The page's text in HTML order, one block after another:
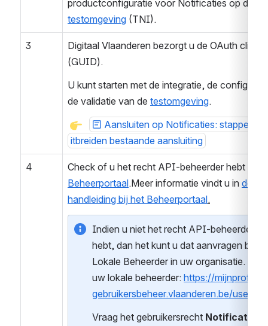
testomgeving (TNI).
3
Digitaal Vlaanderen bezorgt u de OAuth
(GUID).
U kunt starten met de integratie, de
de validatie van de testomgeving.
Aansluiten op Notificaties:
itbreiden bestaande aansluiting
4
Beheerportaal.Meer informatie vindt u in de
handleiding bij het Beheerportaal.
Indien u niet het recht API-beheerder
hebt, dan het kunt u dat aanvragen bij de
Lokale Beheerder in uw organisatie.
uw lokale beheerder: https://mijnprofiel-
gebruikersbeheer.vlaanderen.be/user/
Vraag het gebruikersrecht Notificaties